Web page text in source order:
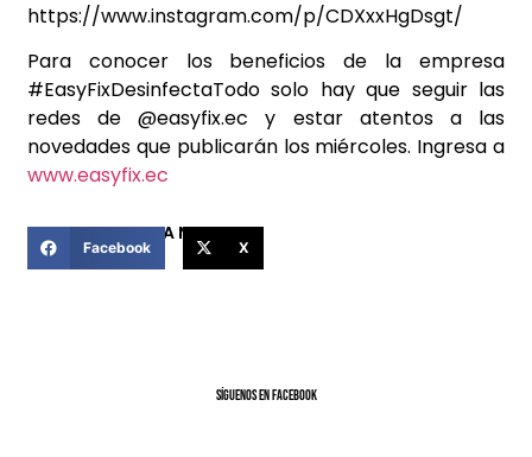
https://www.instagram.com/p/CDXxxHgDsgt/
Para conocer los beneficios de la empresa
#EasyFixDesinfectaTodo solo hay que seguir las
redes de @easyfix.ec y estar atentos a las
novedades que publicarán los miércoles. Ingresa a
www.easyfix.ec
COMPARTIR ESTA NOTICIA
Facebook X
SíGUENOS EN FACEBOOK